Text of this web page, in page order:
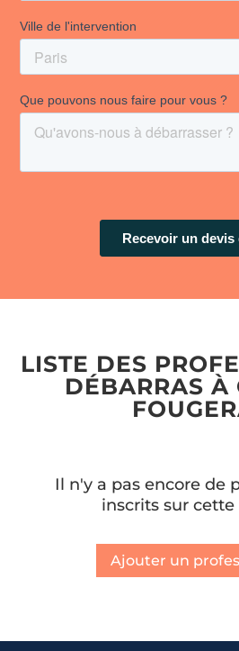
LISTE DES
DÉBARRAS À
Il n'y a pas encore de
inscrits sur cette
Ajouter un